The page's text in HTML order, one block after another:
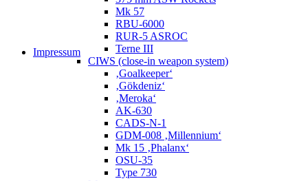
Impressum
Mk 57
RBU-6000
RUR-5 ASROC
Terne III
CIWS (close-in weapon system)
‚Goalkeeper‘
‚Gökdeniz‘
‚Meroka‘
AK-630
CADS-N-1
GDM-008 ‚Millennium‘
Mk 15 ‚Phalanx‘
OSU-35
Type 730